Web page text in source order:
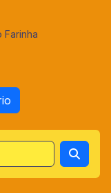
Farinha